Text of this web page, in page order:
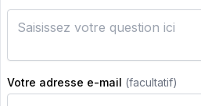
Votre adresse e-mail (facultatif)